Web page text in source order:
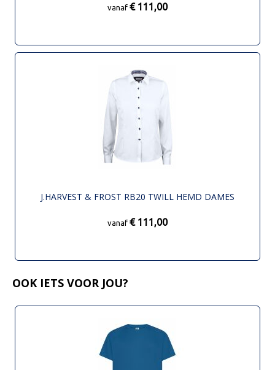
vanaf € 111,00
J.HARVEST & FROST RB20 TWILL HEMD DAMES
vanaf € 111,00
OOK IETS VOOR JOU?